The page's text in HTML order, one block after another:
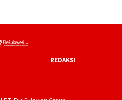
REDAKSI